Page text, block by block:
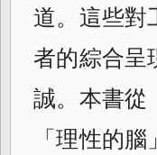
道。這些對
者的綜合呈
誠。本書從
「理性的